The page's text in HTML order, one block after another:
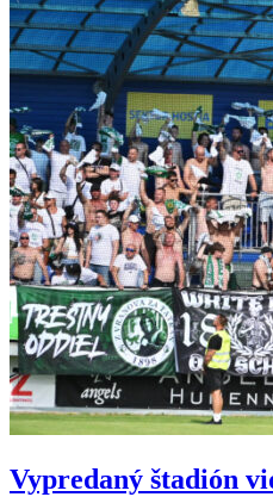
Vypredaný štadión